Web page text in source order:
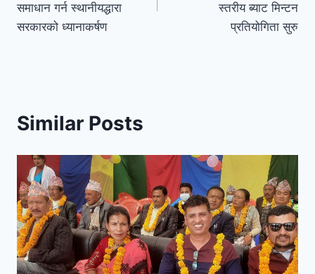
समाधान गर्न स्थानीयद्धारा
सरकारको ध्यानाकर्षण
स्तरीय ब्याट मिन्टन
प्रतियोगिता सुरु
Similar Posts